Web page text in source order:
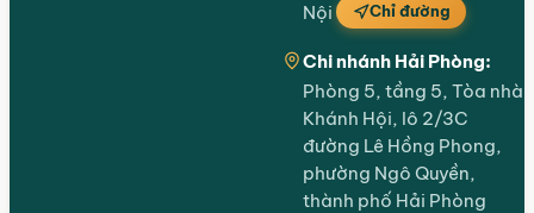
Nội
Chỉ đường
Chi nhánh Hải Phòng:
Phòng 5, tầng 5, Tòa nhà
Khánh Hội, lô 2/3C
đường Lê Hồng Phong,
phường Ngô Quyền,
thành phố Hải Phòng